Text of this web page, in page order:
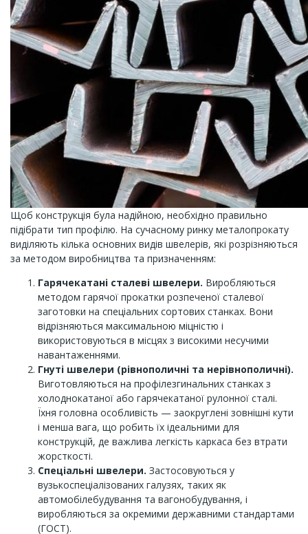
Щоб конструкція була надійною, необхідно правильно
підібрати тип профілю. На сучасному ринку металопрокату
виділяють кілька основних видів швелерів, які розрізняються
за методом виробництва та призначенням:
Гарячекатані сталеві швелери. Виробляються
методом гарячої прокатки розпеченої сталевої
заготовки на спеціальних сортових станках. Вони
відрізняються максимальною міцністю і
використовуються в місцях з високими несучими
навантаженнями.
Гнуті швелери (рівнополичні та нерівнополичні).
Виготовляються на профілезгинальних станках з
холоднокатаної або гарячекатаної рулонної сталі.
Їхня головна особливість — заокруглені зовнішні кути
і менша вага, що робить їх ідеальними для
конструкцій, де важлива легкість каркаса без втрати
жорсткості.
Спеціальні швелери. Застосовуються у
вузькоспеціалізованих галузях, таких як
автомобілебудування та вагонобудування, і
виробляються за окремими державними стандартами
(ГОСТ).